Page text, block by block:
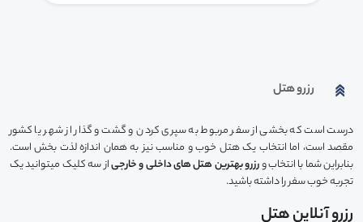
هزینه ی کمتربرای کاربران است. همچنین شما میتوانید با
رزرو بهترین هتل های داخلی و خارجی
هتل های داخلی
در سایت سه کلیک، از میان برترین هتل های داخلی انتخاب
شده اند .همیشه داشتن اقامتگاهی مناسب در سفر، یکی از
مهترین دغدغه ها برای مسافران بوده است. وجود امکاناتی
رزرو هتل
درست است که بخشی از سفر مربوط به سپری کردن و گشت و گذار از شهر یا کشور
مقصد است، اما انتخاب یک هتل خوب و مناسب نیز به همان اندازه لذت بخش است.
بنابراین شما با انتخاب ورزرو بهترین هتل های داخلی و خارجیاز سه کلیک میتوانید یک
تجربه خوب سفر را داشته باشید.
رزرو آنلاین هتل